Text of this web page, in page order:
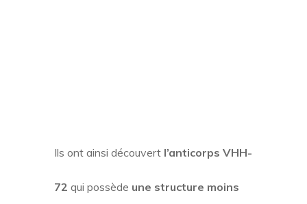
Ils ont ainsi découvert l’anticorps VHH-
72 qui possède une structure moins